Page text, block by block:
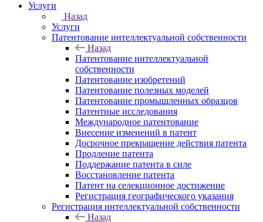
Услуги
Назад
Услуги
Патентование интеллектуальной собственности
Назад
Патентование интеллектуальной
собственности
Патентование изобретений
Патентование полезных моделей
Патентование промышленных образцов
Патентные исследования
Международное патентование
Внесение изменений в патент
Досрочное прекращение действия патента
Продление патента
Поддержание патента в силе
Восстановление патента
Патент на селекционное достижение
Регистрация географического указания
Регистрация интеллектуальной собственности
Назад